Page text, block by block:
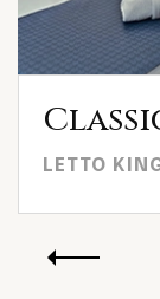
LETTO
29 m²